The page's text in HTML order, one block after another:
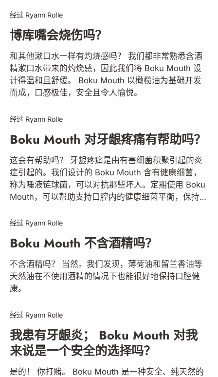
经过 Ryann Rolle
博库嘴会烧伤吗？
和其他漱口水一样有灼烧感吗？ 我们都非常熟悉含酒
精漱口水带来的灼烧感，因此我们将 Boku Mouth 设
计得温和且舒缓。 Boku Mouth 以橄榄油为基础开发
而成，口感极佳，安全且令人愉悦。
经过 Ryann Rolle
Boku Mouth 对牙龈疼痛有帮助吗？
这会有帮助吗？ 牙龈疼痛是由有害细菌积聚引起的炎
症引起的。我们设计的 Boku Mouth 含有健康细菌，
称为唾液链球菌，可以对抗那些坏人。定期使用 Boku
Mouth，可以帮助支持口腔内的健康细菌平衡，保持牙
经过 Ryann Rolle
Boku Mouth 不含酒精吗？
不含酒精吗？ 当然。我们发现，薄荷油和留兰香油等
天然油在不使用酒精的情况下也能很好地保持口腔健
康。
经过 Ryann Rolle
我患有牙龈炎； Boku Mouth 对我
来说是一个安全的选择吗？
是的！ 你打赌。 Boku Mouth 是一种安全、纯天然的